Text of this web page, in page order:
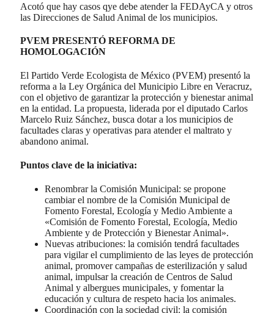
Acotó que hay casos qye debe atender la FEDAyCA y otros
las Direcciones de Salud Animal de los municipios.
PVEM PRESENTÓ REFORMA DE
HOMOLOGACIÓN
El Partido Verde Ecologista de México (PVEM) presentó la
reforma a la Ley Orgánica del Municipio Libre en Veracruz,
con el objetivo de garantizar la protección y bienestar animal
en la entidad. La propuesta, liderada por el diputado Carlos
Marcelo Ruiz Sánchez, busca dotar a los municipios de
facultades claras y operativas para atender el maltrato y
abandono animal.
Puntos clave de la iniciativa:
Renombrar la Comisión Municipal: se propone
cambiar el nombre de la Comisión Municipal de
Fomento Forestal, Ecología y Medio Ambiente a
«Comisión de Fomento Forestal, Ecología, Medio
Ambiente y de Protección y Bienestar Animal».
Nuevas atribuciones: la comisión tendrá facultades
para vigilar el cumplimiento de las leyes de protección
animal, promover campañas de esterilización y salud
animal, impulsar la creación de Centros de Salud
Animal y albergues municipales, y fomentar la
educación y cultura de respeto hacia los animales.
Coordinación con la sociedad civil: la comisión